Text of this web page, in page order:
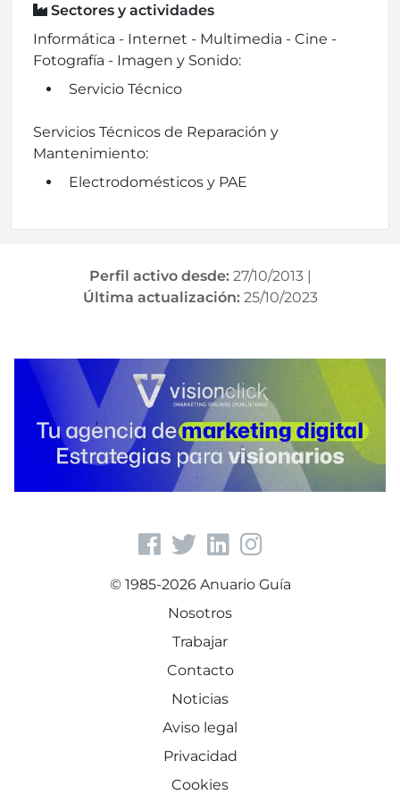
Sectores y actividades
Informática - Internet - Multimedia - Cine -
Fotografía - Imagen y Sonido:
Servicio Técnico
Servicios Técnicos de Reparación y
Mantenimiento:
Electrodomésticos y PAE
Perfil activo desde:27/10/2013|
Última actualización:25/10/2023
© 1985-2026 Anuario Guía
Nosotros
Trabajar
Contacto
Noticias
Aviso legal
Privacidad
Cookies